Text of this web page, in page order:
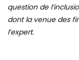
question de
dont la venue des
l’expert.